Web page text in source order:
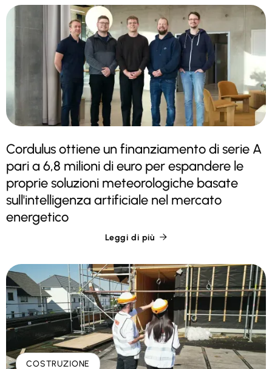
Cordulus ottiene un finanziamento di serie A
pari a 6,8 milioni di euro per espandere le
proprie soluzioni meteorologiche basate
sull'intelligenza artificiale nel mercato
energetico
Leggi di più 
COSTRUZIONE